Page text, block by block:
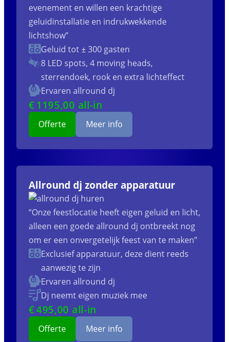
evenement en willen een krachtige
geluidinstallatie en indrukwekkende
lichtshow”
Geluid tot ± 300 gasten
8 LED spots, 4 moving heads,
sterrendoek, rook en extra lichteffect
Ervaren allround dj
€ 1195,00 all-in
Offerte Meer info
Allround dj zonder apparatuur
“Onze feestlocatie heeft eigen geluid en licht,
alleen een goede allround dj ontbreekt nog
om er een onvergetelijk feest van te maken”
Exclusief apparatuur, deze dient reeds
aanwezig te zijn
Ervaren allround dj
Dj neemt eigen muziek mee
€495,00 all-in
Offerte Meer info